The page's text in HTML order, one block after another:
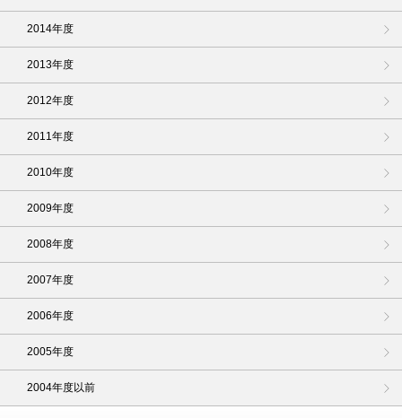
2014年度
2013年度
2012年度
2011年度
2010年度
2009年度
2008年度
2007年度
2006年度
2005年度
2004年度以前